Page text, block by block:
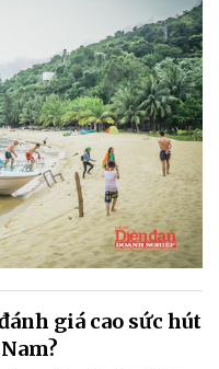
giá cao sức hút